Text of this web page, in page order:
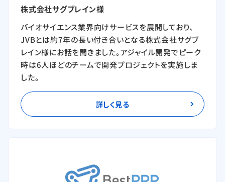
株式会社サグブレイン様
バイオサイエンス業界向けサービスを展開しており、
JVBとは約7年の長い付き合いとなる株式会社サグブ
レイン様にお話を聞きました。アジャイル開発でピーク
時は6人ほどのチームで開発プロジェクトを実施しま
した。
詳しく見る